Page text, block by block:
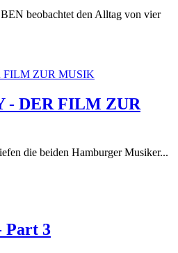
beobachtet den Alltag von vier
- DER FILM ZUR
die beiden Hamburger Musiker...
Part 3